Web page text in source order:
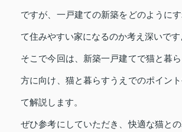
ですが、一戸建ての新築をどのように
て住みやすい家になるのか考え深いです
そこで今回は、新築一戸建てで猫と暮
方に向け、猫と暮らすうえでのポイン
て解説します。
ぜひ参考にしていただき、快適な猫と